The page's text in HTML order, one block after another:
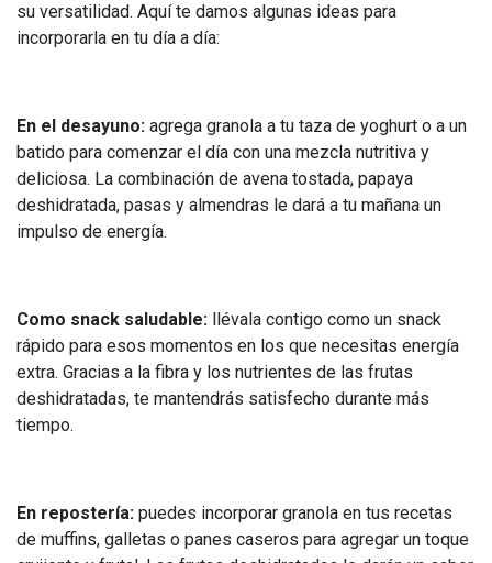
su versatilidad. Aquí te damos algunas ideas para
incorporarla en tu día a día:
En el desayuno: agrega granola a tu taza de yoghurt o a un
batido para comenzar el día con una mezcla nutritiva y
deliciosa. La combinación de avena tostada, papaya
deshidratada, pasas y almendras le dará a tu mañana un
impulso de energía.
Como snack saludable: llévala contigo como un snack
rápido para esos momentos en los que necesitas energía
extra. Gracias a la fibra y los nutrientes de las frutas
deshidratadas, te mantendrás satisfecho durante más
tiempo.
En repostería: puedes incorporar granola en tus recetas
de muffins, galletas o panes caseros para agregar un toque